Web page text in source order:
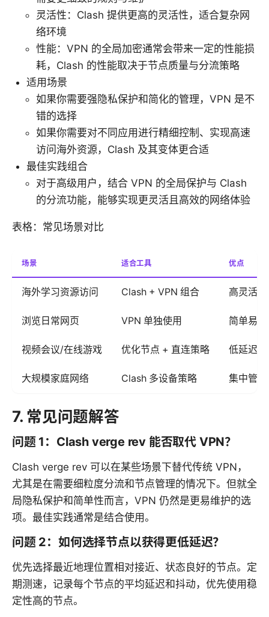
灵活性：Clash 提供更高的灵活性，适合复杂网
络环境
性能：VPN 的全局加密通常会带来一定的性能损
耗，Clash 的性能取决于节点质量与分流策略
适用场景
如果你需要强隐私保护和简化的管理，VPN 是不
错的选择
如果你需要对不同应用进行精细控制、实现高速
访问海外资源，Clash 及其变体更合适
最佳实践组合
对于高级用户，结合 VPN 的全局保护与 Clash
的分流功能，能够实现更灵活且高效的网络体验
表格：常见场景对比
场景 适合工具 优点
海外学习资源访问 Clash + VPN 组合 高灵活
浏览日常网页 VPN 单独使用 简单易
视频会议/在线游戏 优化节点 + 直连策略 低延迟
大规模家庭网络 Clash 多设备策略 集中管
7. 常见问题解答
问题 1：Clash verge rev 能否取代 VPN？
Clash verge rev 可以在某些场景下替代传统 VPN，
尤其是在需要细粒度分流和节点管理的情况下。但就全
局隐私保护和简单性而言，VPN 仍然是更易维护的选
项。最佳实践通常是结合使用。
问题 2：如何选择节点以获得更低延迟？
优先选择最近地理位置相对接近、状态良好的节点。定
期测速，记录每个节点的平均延迟和抖动，优先使用稳
定性高的节点。